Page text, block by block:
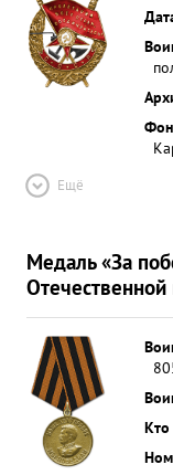
Ещё
Медаль «За
Кто